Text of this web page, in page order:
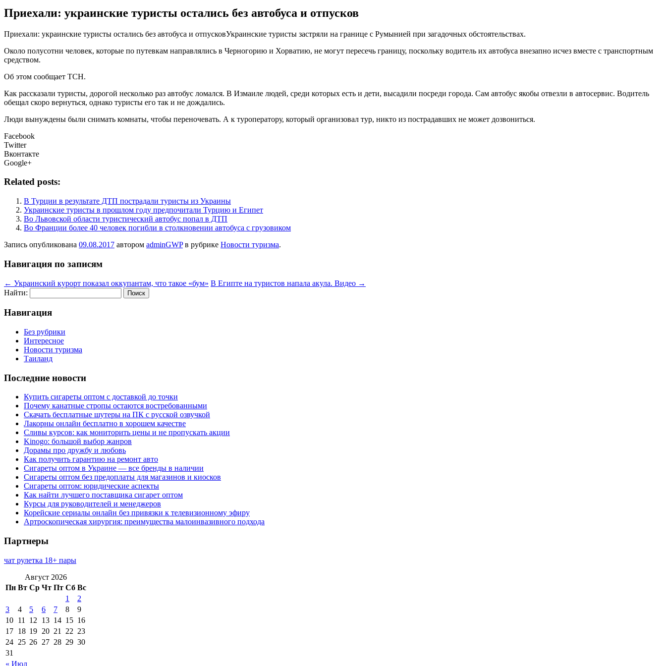
Приехали: украинские туристы остались без автобуса и отпусков
Приexaли: украинские туристы остались без автобуса и отпусковУкраинские туристы застряли на границе с Румынией при загадочных обстоятельствах.
Около полусотни человек, которые по путевкам направлялись в Черногорию и Хорватию, не могут пересечь границу, поскольку водитель их автобуса внезапно исчез вместе с транспортным
средством.
Об этом сообщает ТСН.
Как рассказали туристы, дорогой несколько раз автобус ломался. В Измаиле людей, среди которых есть и дети, высадили посреди города. Сам автобус якобы отвезли в автосервис. Водитель
обещал скоро вернуться, однако туристы его так и не дождались.
Люди вынуждены были снимать комнаты, чтобы переночевать. А к туроператору, который организовал тур, никто из пострадавших не может дозвониться.
Facebook
Twitter
Вконтакте
Google+
Related posts:
В Турции в результате ДТП пострадали туристы из Украины
Украинские туристы в прошлом году предпочитали Турцию и Египет
Во Львовской области туристический автобус попал в ДТП
Во Франции более 40 человек погибли в столкновении автобуса с грузовиком
Запись опубликована 09.08.2017 автором adminGWPв рубрике Новости туризма.
Навигация по записям
← Украинский курорт показал оккупантам, что такое «бум» В Египте на туристов напала акула. Видео →
Найти:
Навигация
Без рубрики
Интересное
Новости туризма
Таиланд
Последние новости
Купить сигареты оптом с доставкой до точки
Почему канатные стропы остаются востребованными
Скачать бесплатные шутеры на ПК с русской озвучкой
Лакорны онлайн бесплатно в хорошем качестве
Сливы курсов: как мониторить цены и не пропускать акции
Kinogo: большой выбор жанров
Дорамы про дружбу и любовь
Как получить гарантию на ремонт авто
Сигареты оптом в Украине — все бренды в наличии
Сигареты оптом без предоплаты для магазинов и киосков
Сигареты оптом: юридические аспекты
Как найти лучшего поставщика сигарет оптом
Курсы для руководителей и менеджеров
Корейские сериалы онлайн без привязки к телевизионному эфиру
Артроскопическая хирургия: преимущества малоинвазивного подхода
Партнеры
чат рулетка 18+ пары
Август 2026
Пн Вт Ср Чт Пт Сб Вс
« Июл
1
2
3
4 5 6 7 8
9
10 11 12 13 14 15 16
17 18 19 20 21 22 23
24 25 26 27 28 29 30
31